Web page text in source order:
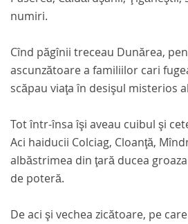
numiri.
Cînd păgînii treceau Dunărea,
ascunzătoare a familiilor cari
scăpau viaţa în desişul misterios
Tot într-însa îşi aveau cuibul şi
Aci haiducii Colciag, Cloanţă,
albăstrimea din ţară ducea
de poteră.
De aci şi vechea zicătoare, pe